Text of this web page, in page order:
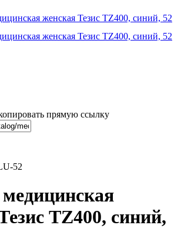
прямую ссылку
52
TZ400, синий,